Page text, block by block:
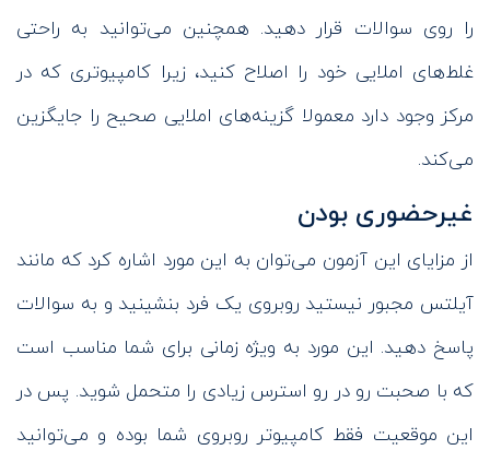
را روی سوالات قرار دهید. همچنین می‌توانید به راحتی
غلط‌های املایی خود را اصلاح کنید، زیرا کامپیوتری که در
مرکز وجود دارد معمولا گزینه‌های املایی صحیح را جایگزین
می‌کند.
غیرحضوری بودن
از مزایای این آزمون می‌توان به این مورد اشاره کرد که مانند
آیلتس مجبور نیستید روبروی یک فرد بنشینید و به سوالات
پاسخ دهید. این مورد به ویژه زمانی برای شما مناسب است
که با صحبت رو در رو استرس زیادی را متحمل شوید. پس در
این موقعیت فقط کامپیوتر روبروی شما بوده و می‌توانید